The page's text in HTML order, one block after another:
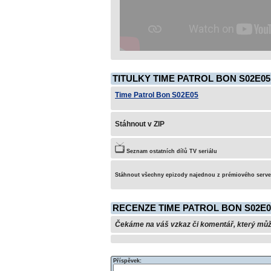
TITULKY TIME PATROL BON S02E05
Time Patrol Bon S02E05
Stáhnout v ZIP
Seznam ostatních dílů TV seriálu
Stáhnout všechny epizody najednou z prémiového
RECENZE TIME PATROL BON
Čekáme na váš vzkaz či komentář, který
Příspěvek: